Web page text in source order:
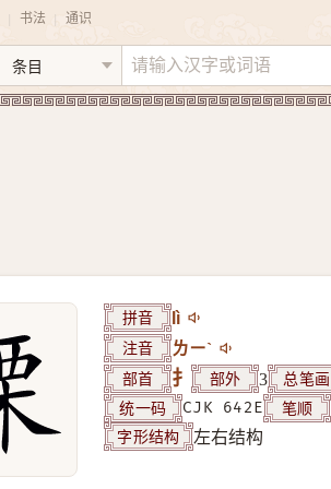
书法 通识
拼音 lì
注音 ㄌㄧˋ
部首 扌 部外 3 总笔画
统一码 CJK 642E 笔顺
字形结构 左右结构